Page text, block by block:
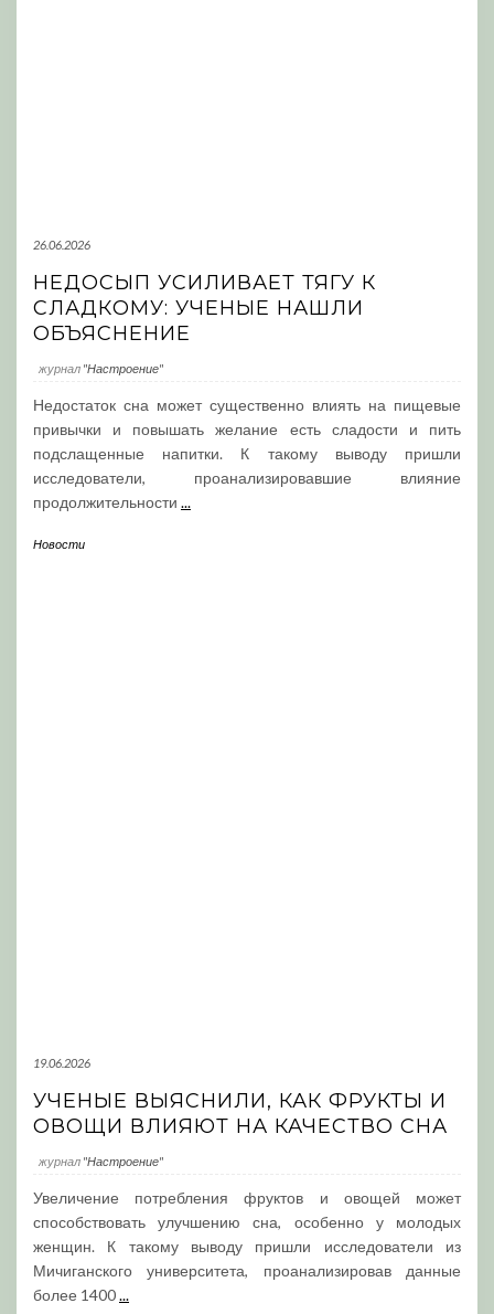
26.06.2026
НЕДОСЫП УСИЛИВАЕТ ТЯГУ К
СЛАДКОМУ: УЧЕНЫЕ НАШЛИ
ОБЪЯСНЕНИЕ
журнал "Настроение"
Недостаток сна может существенно влиять на пищевые
привычки и повышать желание есть сладости и пить
подслащенные напитки. К такому выводу пришли
исследователи, проанализировавшие влияние
продолжительности ...
Новости
19.06.2026
УЧЕНЫЕ ВЫЯСНИЛИ, КАК ФРУКТЫ И
ОВОЩИ ВЛИЯЮТ НА КАЧЕСТВО СНА
журнал "Настроение"
Увеличение потребления фруктов и овощей может
способствовать улучшению сна, особенно у молодых
женщин. К такому выводу пришли исследователи из
Мичиганского университета, проанализировав данные
более 1400...